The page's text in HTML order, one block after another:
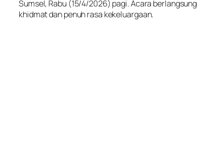
Sumsel, Rabu (15/4/2026) pagi. Acara berlangsung
khidmat dan penuh rasa kekeluargaan.